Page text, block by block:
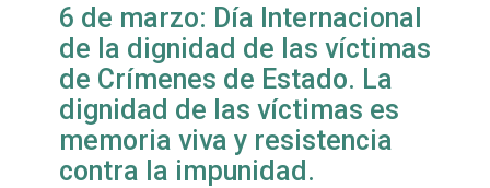
6 de marzo: Día Internacional
de la dignidad de las víctimas
de Crímenes de Estado. La
dignidad de las víctimas es
memoria viva y resistencia
contra la impunidad.